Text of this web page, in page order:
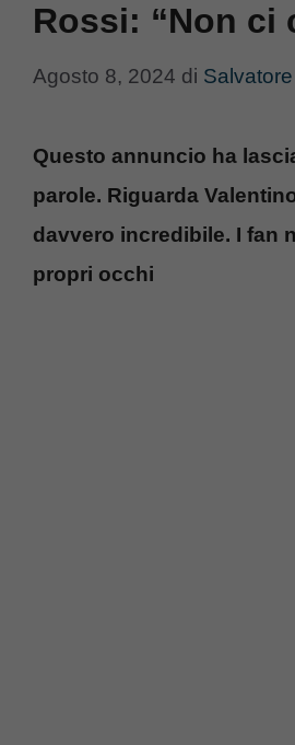
Rossi: “Non ci
Agosto 8, 2024 di
Questo annuncio ha
parole. Riguarda
davvero incredibile. I fan
propri occhi